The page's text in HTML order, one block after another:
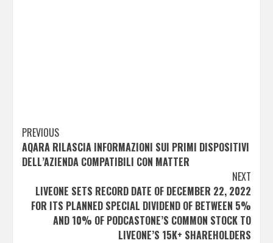
Post
navigation
PREVIOUS
AQARA RILASCIA INFORMAZIONI SUI PRIMI DISPOSITIVI
DELL’AZIENDA COMPATIBILI CON MATTER
NEXT
LIVEONE SETS RECORD DATE OF DECEMBER 22, 2022
FOR ITS PLANNED SPECIAL DIVIDEND OF BETWEEN 5%
AND 10% OF PODCASTONE’S COMMON STOCK TO
LIVEONE’S 15K+ SHAREHOLDERS